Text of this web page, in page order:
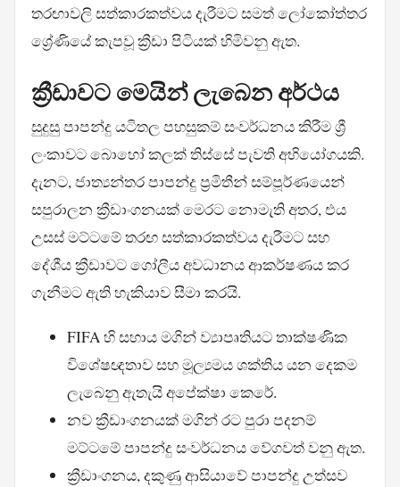
තරඟාවලි සත්කාරකත්වය දැරීමට සමත් ලෝකෝත්තර
ශ්‍රේණියේ කැපවූ ක්‍රීඩා පිටියක් හිමිවනු ඇත.
ක්‍රීඩාවට මෙයින් ලැබෙන අර්ථය
සුදුසු පාපන්දු යටිතල පහසුකම් සංවර්ධනය කිරීම ශ්‍රී
ලංකාවට බොහෝ කලක් තිස්සේ පැවති අභියෝගයකි.
දැනට, ජාත්‍යන්තර පාපන්දු ප්‍රමිතීන් සම්පූර්ණයෙන්
සපුරාලන ක්‍රීඩාංගනයක් මෙරට නොමැති අතර, එය
උසස් මට්ටමේ තරඟ සත්කාරකත්වය දැරීමට සහ
දේශීය ක්‍රීඩාවට ගෝලීය අවධානය ආකර්ෂණය කර
ගැනීමට ඇති හැකියාව සීමා කරයි.
FIFA හි සහාය මගින් ව්‍යාපෘතියට තාක්ෂණික
විශේෂඥතාව සහ මූල්‍යමය ශක්තිය යන දෙකම
ලැබෙනු ඇතැයි අපේක්ෂා කෙරේ.
නව ක්‍රීඩාංගනයක් මගින් රට පුරා පදනම්
මට්ටමේ පාපන්දු සංවර්ධනය වේගවත් වනු ඇත.
ක්‍රීඩාංගනය, දකුණු ආසියාවේ පාපන්දු උත්සව